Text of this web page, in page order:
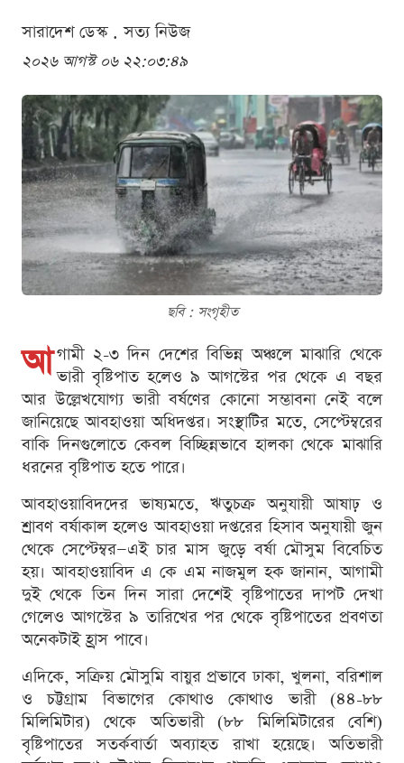
সারাদেশ ডেস্ক . সত্য নিউজ
২০২৬ আগস্ট ০৬ ২২:০৩:৪৯
ছবি : সংগৃহীত
আ গামী ২-৩ দিন দেশের বিভিন্ন অঞ্চলে মাঝারি থেকে
ভারী বৃষ্টিপাত হলেও ৯ আগস্টের পর থেকে এ বছর
আর উল্লেখযোগ্য ভারী বর্ষণের কোনো সম্ভাবনা নেই বলে
জানিয়েছে আবহাওয়া অধিদপ্তর। সংস্থাটির মতে, সেপ্টেম্বরের
বাকি দিনগুলোতে কেবল বিচ্ছিন্নভাবে হালকা থেকে মাঝারি
ধরনের বৃষ্টিপাত হতে পারে।
আবহাওয়াবিদদের ভাষ্যমতে, ঋতুচক্র অনুযায়ী আষাঢ় ও
শ্রাবণ বর্ষাকাল হলেও আবহাওয়া দপ্তরের হিসাব অনুযায়ী জুন
থেকে সেপ্টেম্বর—এই চার মাস জুড়ে বর্ষা মৌসুম বিবেচিত
হয়। আবহাওয়াবিদ এ কে এম নাজমুল হক জানান, আগামী
দুই থেকে তিন দিন সারা দেশেই বৃষ্টিপাতের দাপট দেখা
গেলেও আগস্টের ৯ তারিখের পর থেকে বৃষ্টিপাতের প্রবণতা
অনেকটাই হ্রাস পাবে।
এদিকে, সক্রিয় মৌসুমি বায়ুর প্রভাবে ঢাকা, খুলনা, বরিশাল
ও চট্টগ্রাম বিভাগের কোথাও কোথাও ভারী (৪৪-৮৮
মিলিমিটার) থেকে অতিভারী (৮৮ মিলিমিটারের বেশি)
বৃষ্টিপাতের সতর্কবার্তা অব্যাহত রাখা হয়েছে। অতিভারী